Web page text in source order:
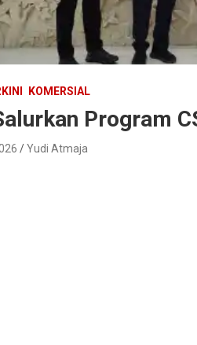
KOMERSIAL
Program
Yudi Atmaja